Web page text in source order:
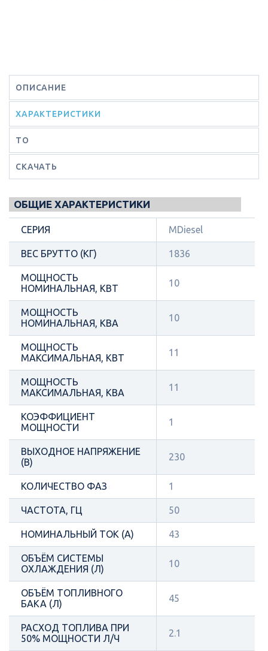
ОПИСАНИЕ
ХАРАКТЕРИСТИКИ
ТО
СКАЧАТЬ
ОБЩИЕ ХАРАКТЕРИСТИКИ
СЕРИЯ MDiesel
ВЕС БРУТТО (КГ) 1836
МОЩНОСТЬ
НОМИНАЛЬНАЯ, КВТ
10
МОЩНОСТЬ
НОМИНАЛЬНАЯ, КВА
10
МОЩНОСТЬ
МАКСИМАЛЬНАЯ, КВТ
11
МОЩНОСТЬ
МАКСИМАЛЬНАЯ, КВА
11
КОЭФФИЦИЕНТ
МОЩНОСТИ
1
ВЫХОДНОЕ НАПРЯЖЕНИЕ
(В)
230
КОЛИЧЕСТВО ФАЗ 1
ЧАСТОТА, ГЦ 50
НОМИНАЛЬНЫЙ ТОК (А) 43
ОБЪЁМ СИСТЕМЫ
ОХЛАЖДЕНИЯ (Л)
10
ОБЪЁМ ТОПЛИВНОГО
БАКА (Л)
45
РАСХОД ТОПЛИВА ПРИ
50% МОЩНОСТИ Л/Ч
2.1